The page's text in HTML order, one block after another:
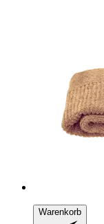
Warenkorb